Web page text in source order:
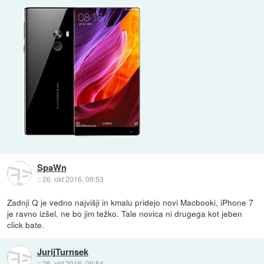
SpaWn
::26. okt 2016, 09:53
Zadnji Q je vedno najvišji in kmalu pridejo novi Macbooki, iPhone 7
je ravno izšel, ne bo jim težko. Tale novica ni drugega kot jeben
click bate.
JurijTurnsek